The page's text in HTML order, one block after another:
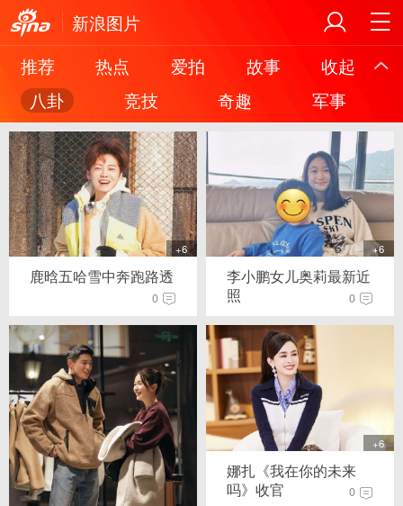
新浪图片
推荐
热点 爱拍 故事
收起
八卦
竞技 奇趣 军事
+6
鹿晗五哈雪中奔跑路透
0
+6
李小鹏女儿奥莉最新近
照
0
+6
娜扎《我在你的未来
吗》收官
0